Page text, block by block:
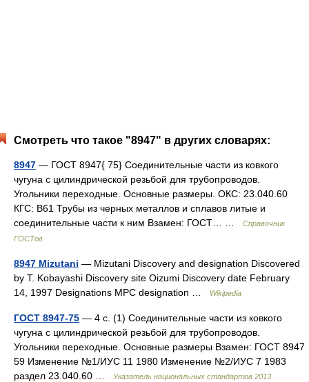
Смотреть что такое "8947" в других словарях:
8947 — ГОСТ 8947{ 75} Соединительные части из ковкого
чугуна с цилиндрической резьбой для трубопроводов.
Угольники переходные. Основные размеры. ОКС: 23.040.60
КГС: В61 Трубы из черных металлов и сплавов литые и
соединительные части к ним Взамен: ГОСТ… …
Справочник
ГОСТов
8947 Mizutani — Mizutani Discovery and designation Discovered
by T. Kobayashi Discovery site Oizumi Discovery date February
14, 1997 Designations MPC designation …
Wikipedia
ГОСТ 8947-75 — 4 с. (1) Соединительные части из ковкого
чугуна с цилиндрической резьбой для трубопроводов.
Угольники переходные. Основные размеры Взамен: ГОСТ 8947
59 Изменение №1/ИУС 11 1980 Изменение №2/ИУС 7 1983
раздел 23.040.60 …
Указатель национальных стандартов 2013